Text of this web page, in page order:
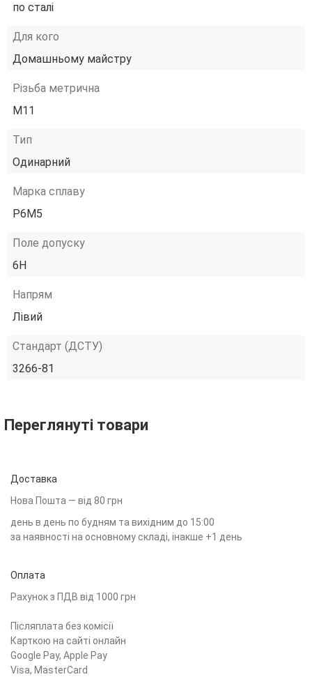
по сталі
Для кого
Домашньому майстру
Різьба метрична
М11
Тип
Одинарний
Марка сплаву
Р6М5
Поле допуску
6H
Напрям
Лівий
Стандарт (ДСТУ)
3266-81
Переглянуті товари
Доставка
Нова Пошта — від 80 грн
день в день по будням та вихідним до 15:00
за наявності на основному складі, інакше +1 день
Оплата
Рахунок з ПДВ від 1000 грн
Післяплата без комісії
Карткою на сайті онлайн
Google Pay, Apple Pay
Visa, MasterCard